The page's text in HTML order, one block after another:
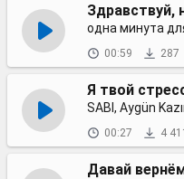
Здравствуй,
одна минута
00:59 287
Я твой
SABI, Aygün
00:27 4 411
Давай